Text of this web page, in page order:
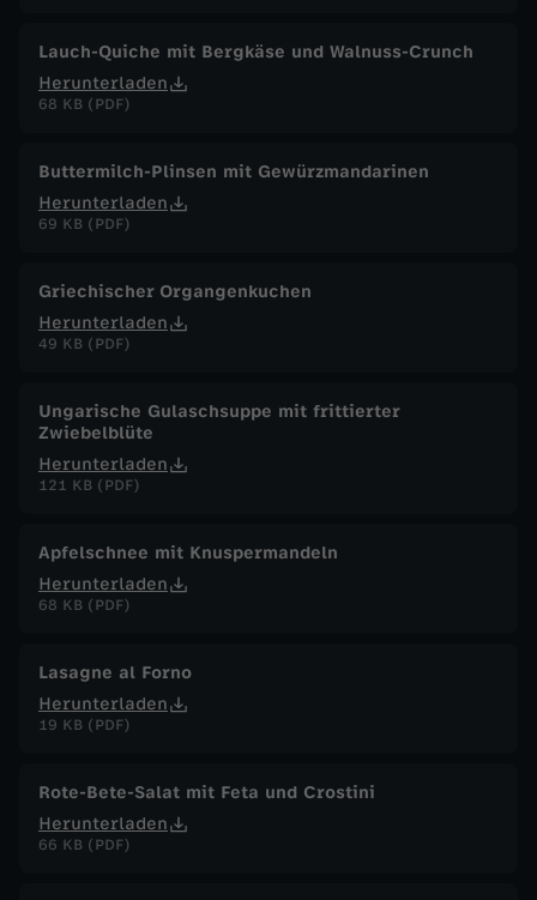
Lauch-Quiche mit Bergkäse und Walnuss-Crunch
Herunterladen
68 KB (PDF)
Buttermilch-Plinsen mit Gewürzmandarinen
Herunterladen
69 KB (PDF)
Griechischer Organgenkuchen
Herunterladen
49 KB (PDF)
Ungarische Gulaschsuppe mit frittierter
Zwiebelblüte
Herunterladen
121 KB (PDF)
Apfelschnee mit Knuspermandeln
Herunterladen
68 KB (PDF)
Lasagne al Forno
Herunterladen
19 KB (PDF)
Rote-Bete-Salat mit Feta und Crostini
Herunterladen
66 KB (PDF)